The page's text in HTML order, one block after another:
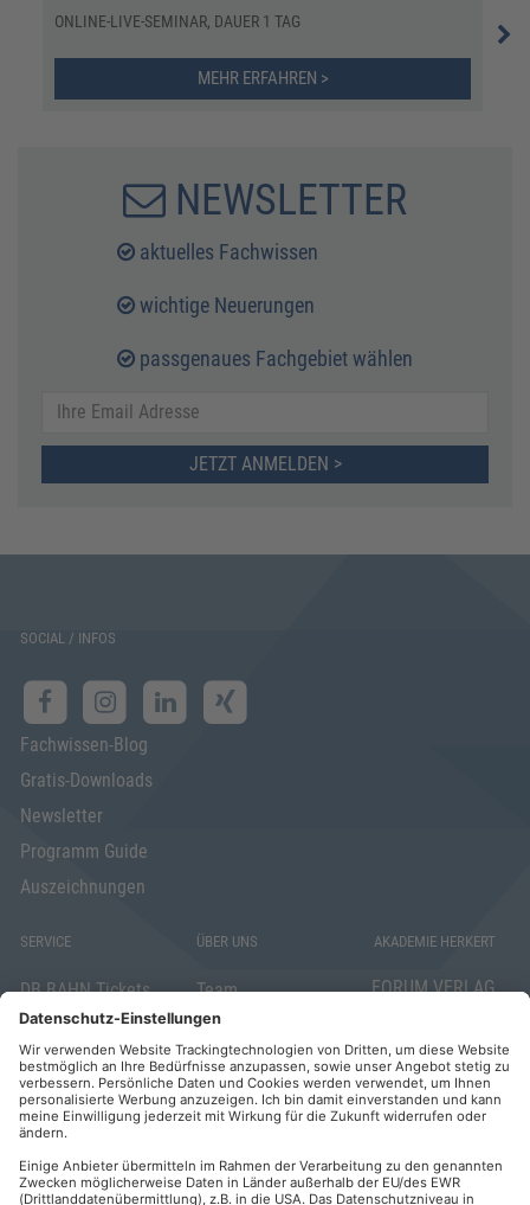
ONLINE-LIVE-SEMINAR, DAUER 1 TAG
MEHR ERFAHREN >
NEWSLETTER
aktuelles Fachwissen
wichtige Neuerungen
passgenaues Fachgebiet wählen
JETZT ANMELDEN >
SOCIAL / INFOS
Fachwissen-Blog
Gratis-Downloads
Newsletter
Programm Guide
Auszeichnungen
SERVICE
DB BAHN Tickets
Veranstaltungsunterlagen
Abo kündigen
Widerrufsrecht
für Verbraucher
Elektronischer
Geschäftsverkehr
ÜBER UNS
Team
Die AKADEMIE
HERKERT
FORUM VERLAG
HERKERT
AKADEMIE HERKERT
FORUM VERLAG
18
86504 Merching
Telefon: +49
(0)8233 381-123
(0)8233 381-222
E-Mail: